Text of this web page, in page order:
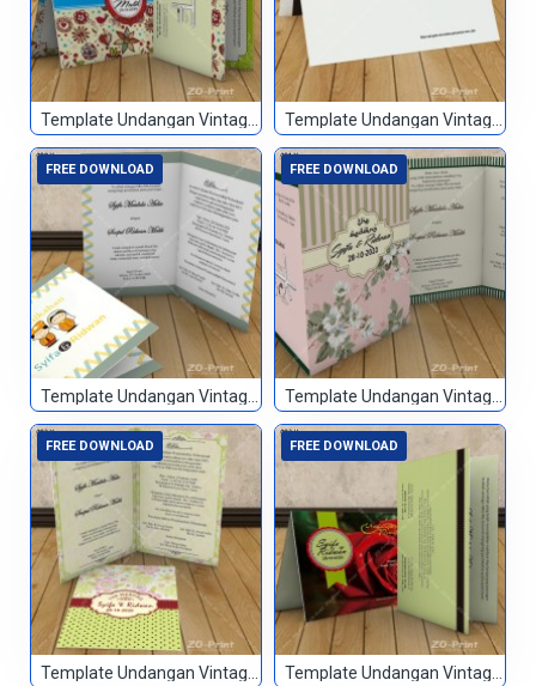
Template Undangan Vintage 078 Template Undangan Vintage 079
FREE DOWNLOAD
Template Undangan Vintage 080
FREE DOWNLOAD
Template Undangan Vintage 081
FREE DOWNLOAD
Template Undangan Vintage 082
FREE DOWNLOAD
Template Undangan Vintage 083